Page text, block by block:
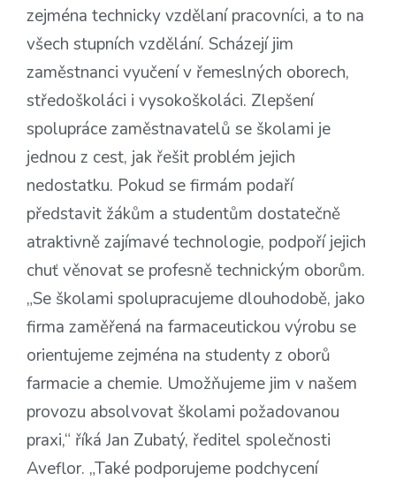
zejména technicky vzdělaní pracovníci, a to na
všech stupních vzdělání. Scházejí jim
zaměstnanci vyučení v řemeslných oborech,
středoškoláci i vysokoškoláci. Zlepšení
spolupráce zaměstnavatelů se školami je
jednou z cest, jak řešit problém jejich
nedostatku. Pokud se firmám podaří
představit žákům a studentům dostatečně
atraktivně zajímavé technologie, podpoří jejich
chuť věnovat se profesně technickým oborům.
„Se školami spolupracujeme dlouhodobě, jako
firma zaměřená na farmaceutickou výrobu se
orientujeme zejména na studenty z oborů
farmacie a chemie. Umožňujeme jim v našem
provozu absolvovat školami požadovanou
praxi,“ říká Jan Zubatý, ředitel společnosti
Aveflor. „Také podporujeme podchycení